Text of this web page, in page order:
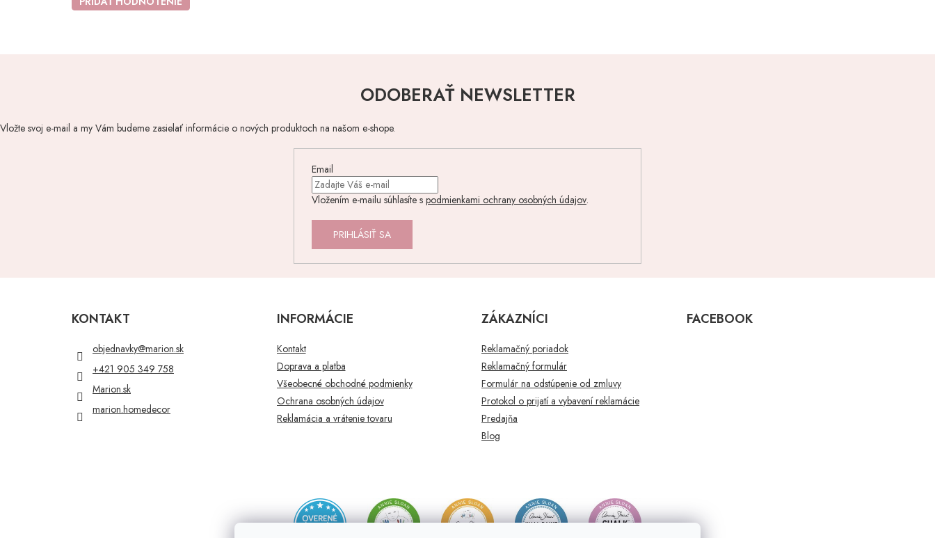
ODOBERAŤ NEWSLETTER
Vložte svoj e-mail a my Vám budeme zasielať informácie o nových produktoch na našom e-shope.
Email
Vložením e-mailu súhlasíte s podmienkami ochrany osobných údajov.
PRIHLÁSIŤ SA
KONTAKT
objednavky@marion.sk
+421 905 349 758
Marion.sk
marion.homedecor
INFORMÁCIE
Kontakt
Doprava a platba
Všeobecné obchodné podmienky
Ochrana osobných údajov
Reklamácia a vrátenie tovaru
ZÁKAZNÍCI
Reklamačný poriadok
Reklamačný formulár
Formulár na odstúpenie od zmluvy
Protokol o prijatí a vybavení reklamácie
Predajňa
Blog
FACEBOOK